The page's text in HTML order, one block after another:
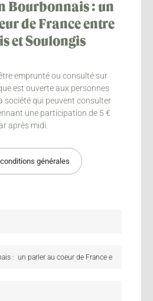
Bourbonnais : un
de France entre
et Soulongis
emprunté ou consulté sur
est ouverte aux personnes
société qui peuvent consulter
une participation de 5 €
après midi.
générales